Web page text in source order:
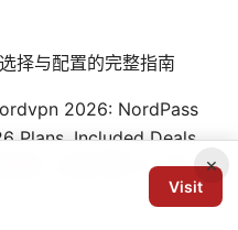
择与配置的完整指南
2026: NordPass
Plans, Included Deals,
翻墙：全面攻略 与 VPN ×
Visit